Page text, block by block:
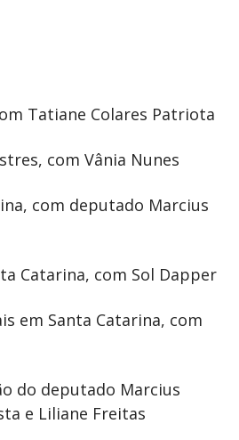
Tatiane Colares Patriota
com Vânia Nunes
com deputado Marcius
Catarina, com Sol Dapper
em Santa Catarina, com
do deputado Marcius
e Liliane Freitas